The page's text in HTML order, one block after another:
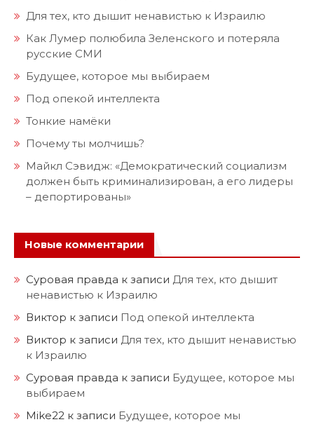
Для тех, кто дышит ненавистью к Израилю
Как Лумер полюбила Зеленского и потеряла
русские СМИ
Будущее, которое мы выбираем
Под опекой интеллекта
Тонкие намёки
Почему ты молчишь?
Майкл Сэвидж: «Демократический социализм
должен быть криминализирован, а его лидеры
– депортированы»
Новые комментарии
Суровая правда к записи Для тех, кто дышит
ненавистью к Израилю
Виктор к записи Под опекой интеллекта
Виктор к записи Для тех, кто дышит ненавистью
к Израилю
Суровая правда к записи Будущее, которое мы
выбираем
Mike22 к записи Будущее, которое мы